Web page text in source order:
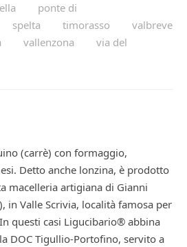
ponte di
spelta timorasso
valbreve
vallenzona
via del
(carrè) con formaggio,
Detto anche lonzina, è prodotto
macelleria artigiana di Gianni
in Valle Scrivia, località famosa per
questi casi Ligucibario® abbina
DOC Tigullio-Portofino, servito a